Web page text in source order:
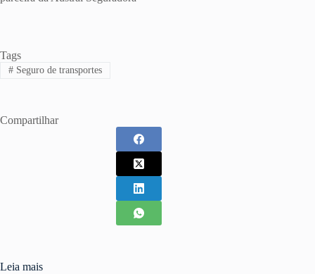
Tags
#Seguro de transportes
Compartilhar
Leia mais